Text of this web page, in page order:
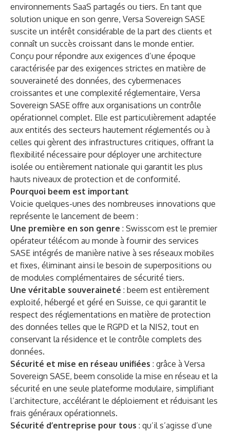
environnements SaaS partagés ou tiers. En tant que
solution unique en son genre, Versa Sovereign SASE
suscite un intérêt considérable de la part des clients et
connaît un succès croissant dans le monde entier.
Conçu pour répondre aux exigences d’une époque
caractérisée par des exigences strictes en matière de
souveraineté des données, des cybermenaces
croissantes et une complexité réglementaire, Versa
Sovereign SASE offre aux organisations un contrôle
opérationnel complet. Elle est particulièrement adaptée
aux entités des secteurs hautement réglementés ou à
celles qui gèrent des infrastructures critiques, offrant la
flexibilité nécessaire pour déployer une architecture
isolée ou entièrement nationale qui garantit les plus
hauts niveaux de protection et de conformité.
Pourquoi beem est important
Voicie quelques-unes des nombreuses innovations que
représente le lancement de beem :
Une première en son genre : Swisscom est le premier
opérateur télécom au monde à fournir des services
SASE intégrés de manière native à ses réseaux mobiles
et fixes, éliminant ainsi le besoin de superpositions ou
de modules complémentaires de sécurité tiers.
Une véritable souveraineté : beem est entièrement
exploité, hébergé et géré en Suisse, ce qui garantit le
respect des réglementations en matière de protection
des données telles que le RGPD et la NIS2, tout en
conservant la résidence et le contrôle complets des
données.
Sécurité et mise en réseau unifiées : grâce à Versa
Sovereign SASE, beem consolide la mise en réseau et la
sécurité en une seule plateforme modulaire, simplifiant
l’architecture, accélérant le déploiement et réduisant les
frais généraux opérationnels.
Sécurité d’entreprise pour tous : qu’il s’agisse d’une